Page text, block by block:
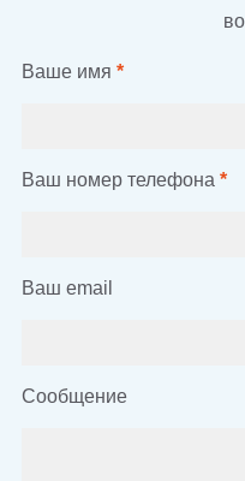
Ваше имя *
Ваш номер телефона *
Ваш email
Сообщение